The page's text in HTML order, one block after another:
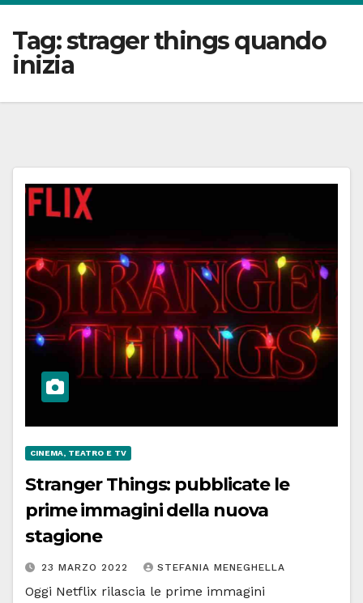
Tag:strager things quando
inizia
CINEMA, TEATRO E TV
Stranger Things: pubblicate le
prime immagini della nuova
stagione
23 MARZO 2022 STEFANIA MENEGHELLA
Oggi Netflix rilascia le prime immagini